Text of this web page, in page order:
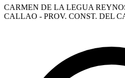
CARMEN DE LA LEGUA
CALLAO - PROV. CONST. DEL